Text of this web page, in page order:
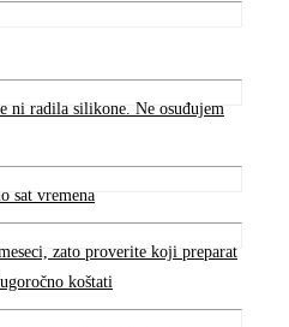
ni radila silikone. Ne osuđujem
sat vremena
zato proverite koji preparat
koštati